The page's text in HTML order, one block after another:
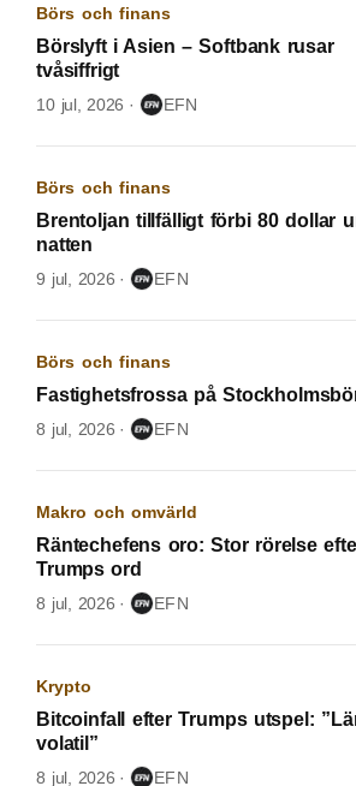
Börs och finans
Börslyft i Asien – Softbank rusar
tvåsiffrigt
10 jul, 2026 EFN
Börs och finans
Brentoljan tillfälligt förbi 80 dollar
natten
9 jul, 2026 EFN
Börs och finans
Fastighetsfrossa på
8 jul, 2026 EFN
Makro och omvärld
Räntechefens oro: Stor rörelse
Trumps ord
8 jul, 2026 EFN
Krypto
Bitcoinfall efter Trumps utspel:
volatil”
8 jul, 2026 EFN